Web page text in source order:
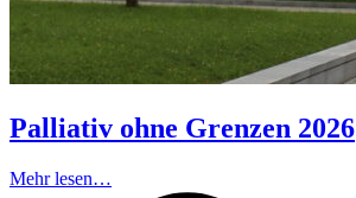
Palliativ ohne Grenzen 2026
Mehr lesen…